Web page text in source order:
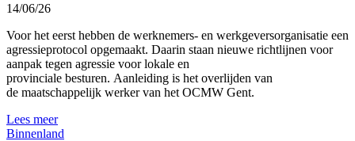
14/06/26
Voor het eerst hebben de werknemers- en werkgeversorganisatie een
agressieprotocol opgemaakt. Daarin staan nieuwe richtlijnen voor
aanpak tegen agressie voor lokale en
provinciale besturen. Aanleiding is het overlijden van
de maatschappelijk werker van het OCMW Gent.
Lees meer
Binnenland